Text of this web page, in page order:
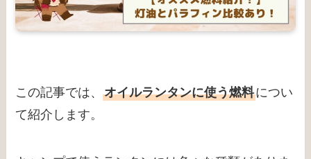
この記事では、オイルランタンに使う燃料につい
て紹介します。